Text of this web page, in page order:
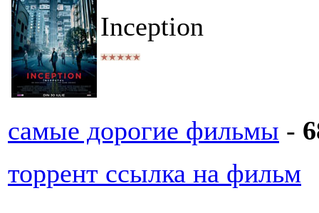
Inception
самые дорогие фильмы -
торрент ссылка на фильм